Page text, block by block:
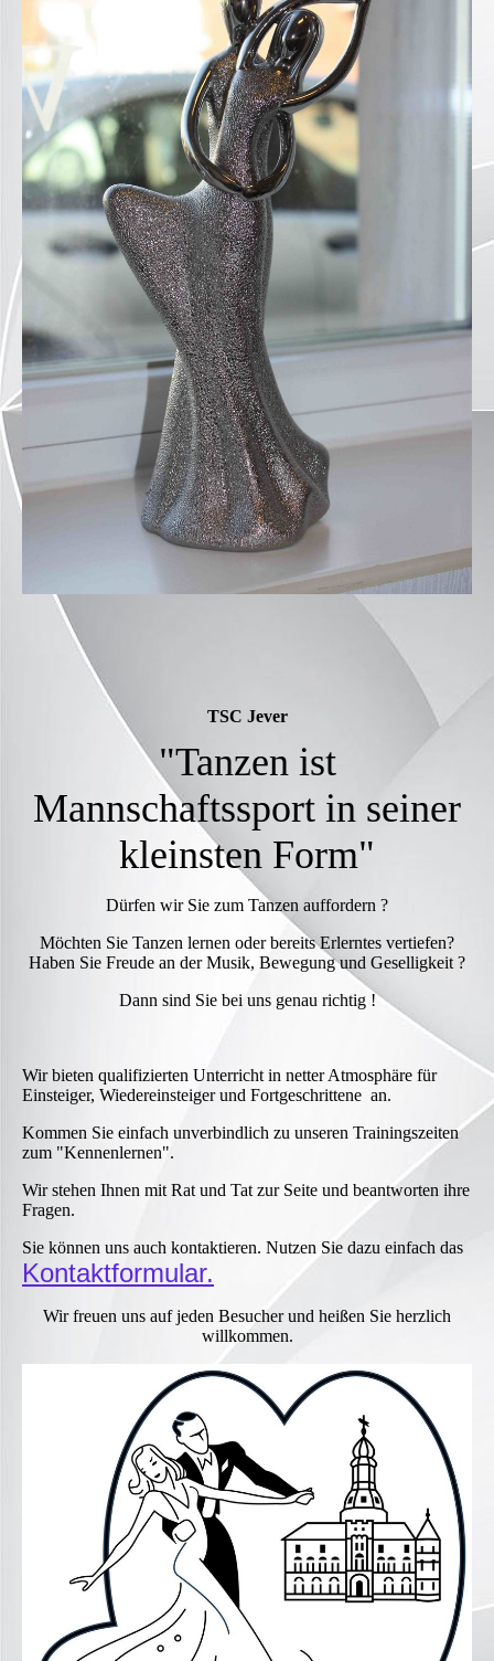
TSC Jever
"Tanzen ist
Mannschaftssport in seiner
kleinsten Form"
Dürfen wir Sie zum Tanzen auffordern ?
Möchten Sie Tanzen lernen oder bereits Erlerntes vertiefen?
Haben Sie Freude an der Musik, Bewegung und Geselligkeit ?
Dann sind Sie bei uns genau richtig !
Wir bieten qualifizierten Unterricht in netter Atmosphäre für
Einsteiger, Wiedereinsteiger und Fortgeschrittene an.
Kommen Sie einfach unverbindlich zu unseren Trainingszeiten
zum "Kennenlernen".
Wir stehen Ihnen mit Rat und Tat zur Seite und beantworten ihre
Fragen.
Sie können uns auch kontaktieren. Nutzen Sie dazu einfach das
Kontaktformular.
Wir freuen uns auf jeden Besucher und heißen Sie herzlich
willkommen.